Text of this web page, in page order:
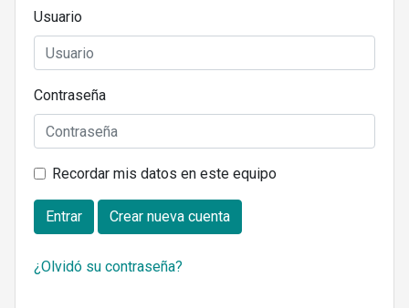
Usuario
Contraseña
Recordar mis datos en este equipo
Entrar Crear nueva cuenta
¿Olvidó su contraseña?